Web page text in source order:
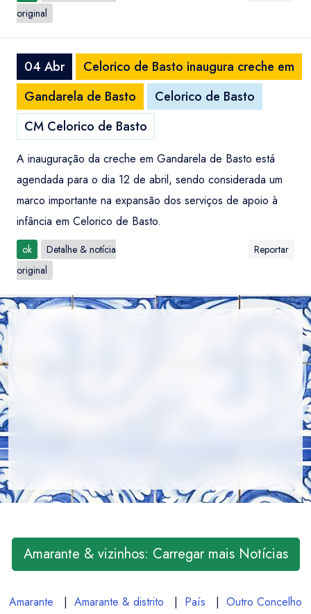
original
04 Abr
Celorico de Basto inaugura creche em
Gandarela de Basto
Celorico de Basto
CM Celorico de Basto
A inauguração da creche em Gandarela de Basto está
agendada para o dia 12 de abril, sendo considerada um
marco importante na expansão dos serviços de apoio à
infância em Celorico de Basto.
ok
Detalhe & notícia
original
Reportar
Amarante & vizinhos: Carregar mais Notícias
Amarante | Amarante & distrito | País | Outro Concelho